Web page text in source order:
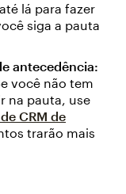
lá para fazer
siga a pauta
antecedência:
você não tem
na pauta, use
CRM de
trarão mais